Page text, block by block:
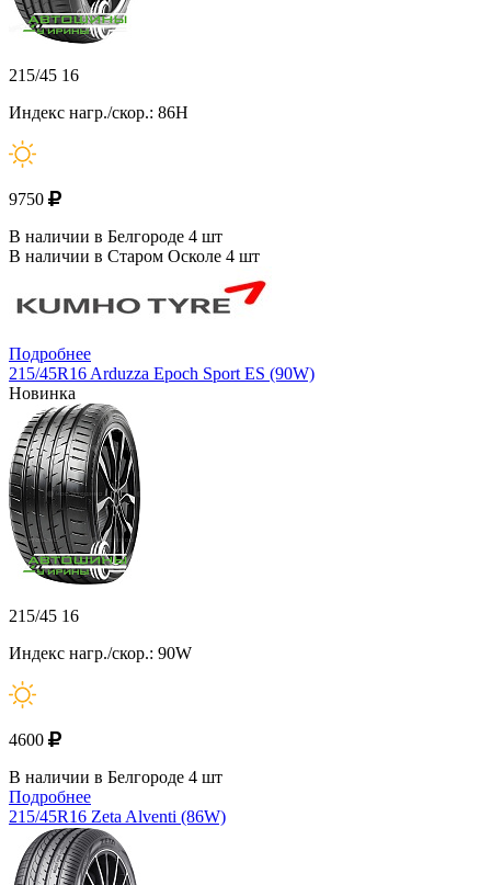
215/45 16
Индекс нагр./скор.: 86H
9750
В наличии в Белгороде 4 шт
В наличии в Старом Осколе 4 шт
Подробнее
215/45R16 Arduzza Epoch Sport ES (90W)
Новинка
215/45 16
Индекс нагр./скор.: 90W
4600
В наличии в Белгороде 4 шт
Подробнее
215/45R16 Zeta Alventi (86W)